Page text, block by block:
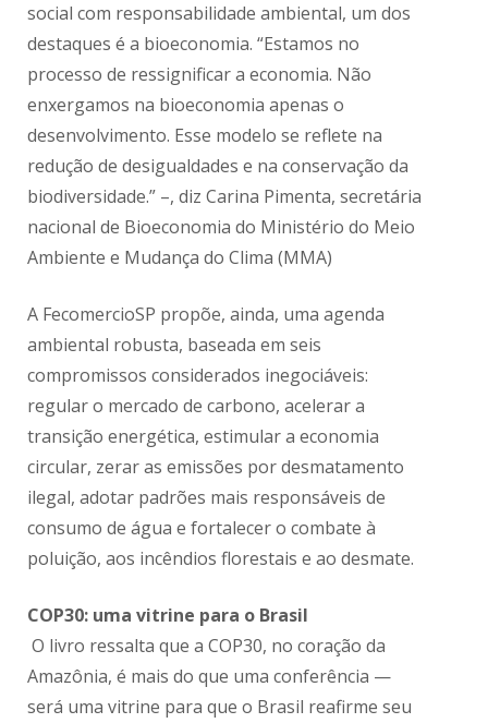
social com responsabilidade ambiental, um dos
destaques é a bioeconomia. “Estamos no
processo de ressignificar a economia. Não
enxergamos na bioeconomia apenas o
desenvolvimento. Esse modelo se reflete na
redução de desigualdades e na conservação da
biodiversidade.” –, diz Carina Pimenta, secretária
nacional de Bioeconomia do Ministério do Meio
Ambiente e Mudança do Clima (MMA)
A FecomercioSP propõe, ainda, uma agenda
ambiental robusta, baseada em seis
compromissos considerados inegociáveis:
regular o mercado de carbono, acelerar a
transição energética, estimular a economia
circular, zerar as emissões por desmatamento
ilegal, adotar padrões mais responsáveis de
consumo de água e fortalecer o combate à
poluição, aos incêndios florestais e ao desmate.
COP30: uma vitrine para o Brasil
O livro ressalta que a COP30, no coração da
Amazônia, é mais do que uma conferência —
será uma vitrine para que o Brasil reafirme seu